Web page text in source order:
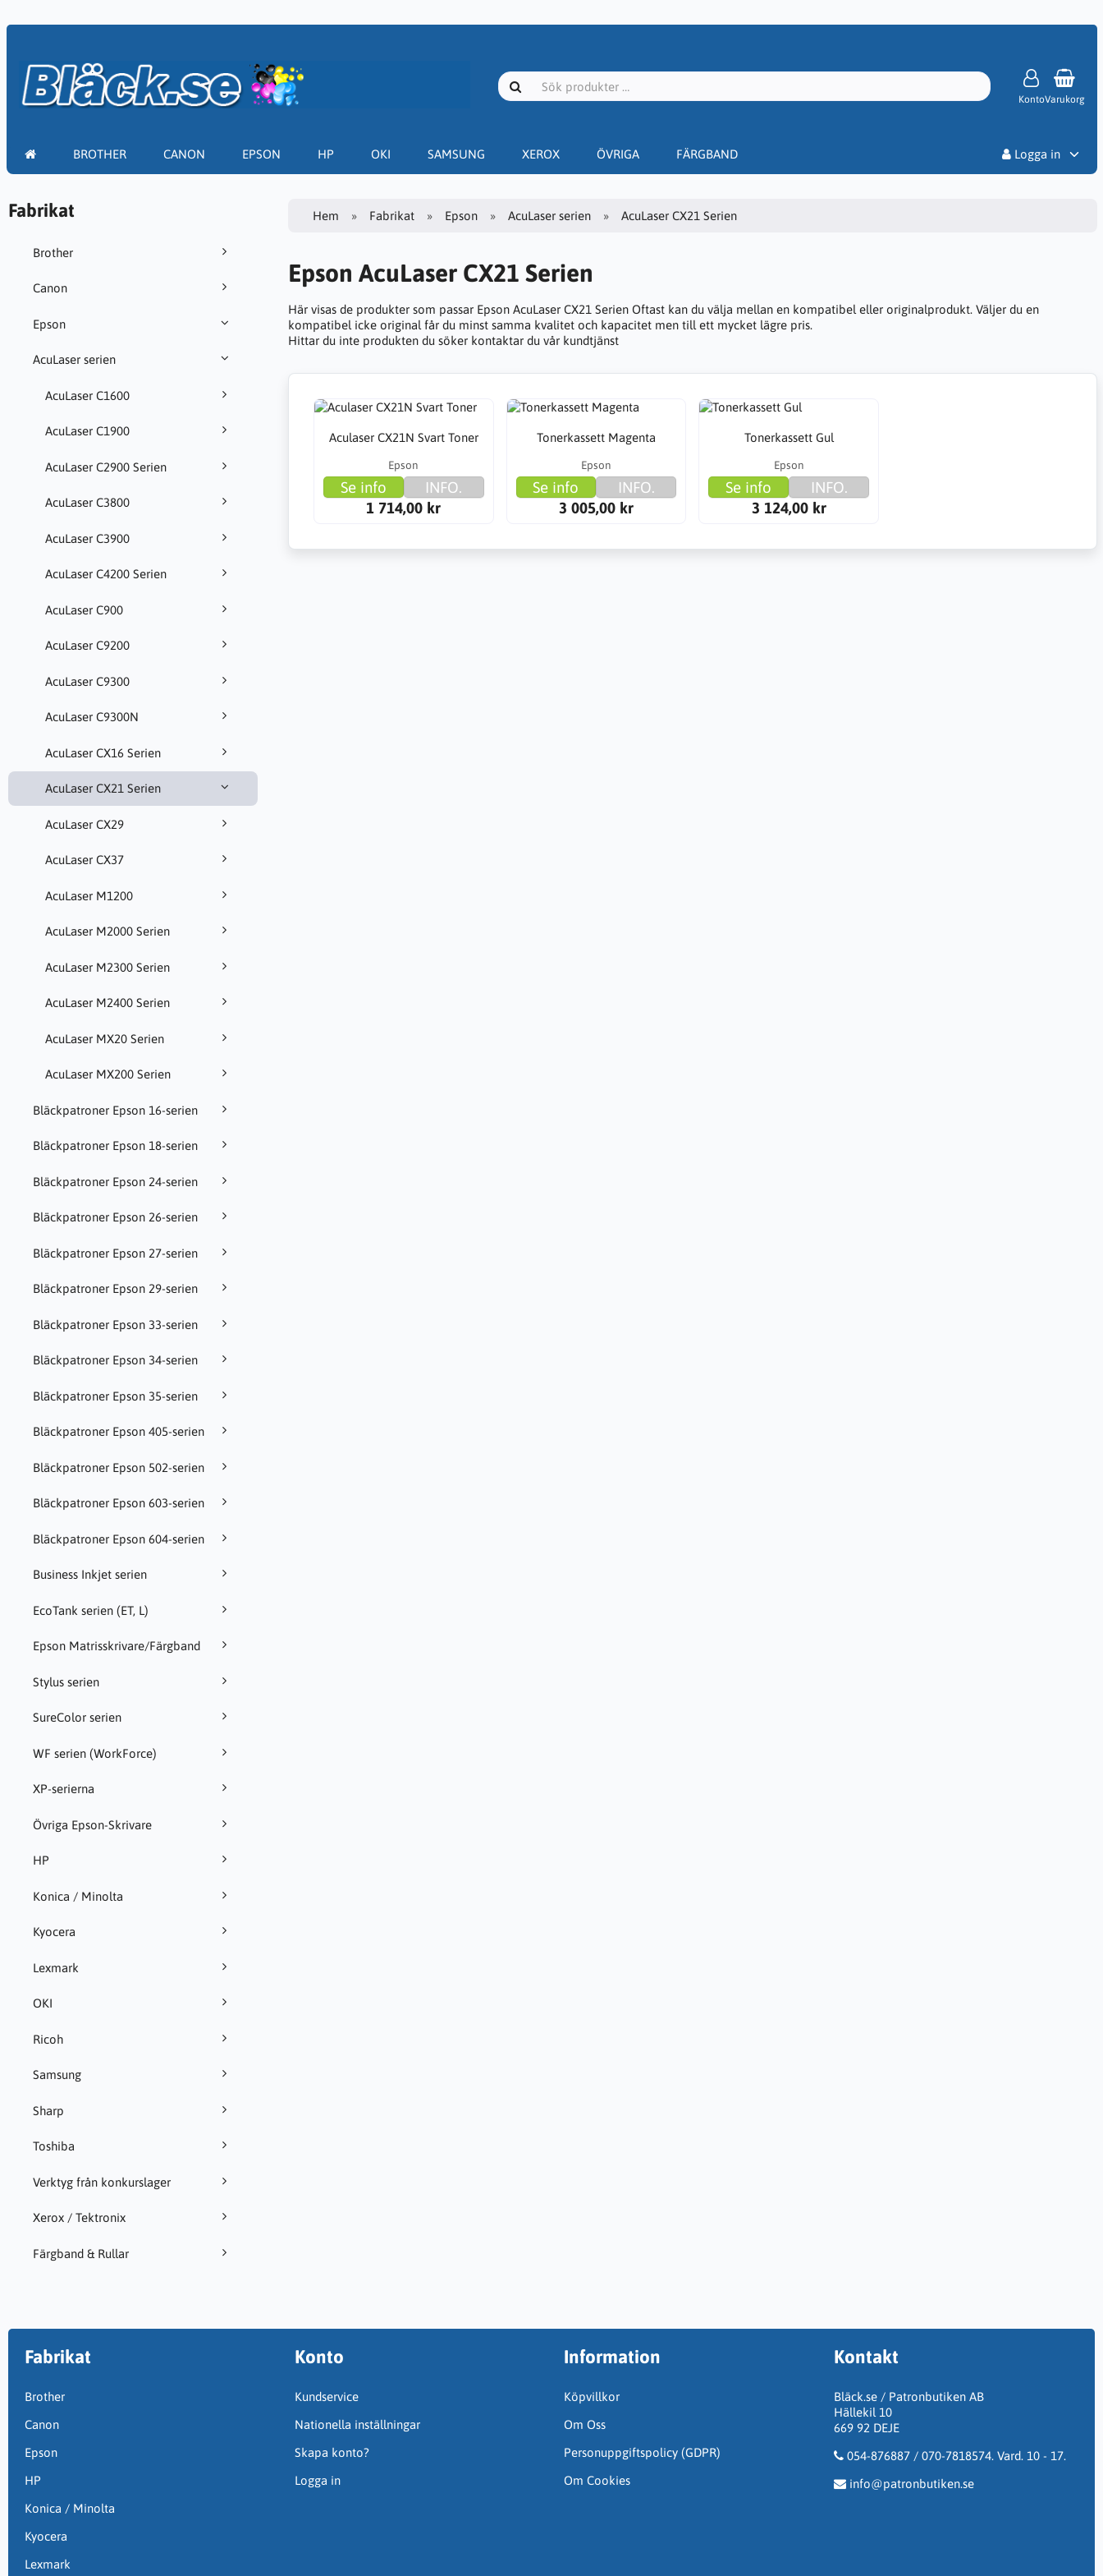
KontoVarukorg
BROTHER CANON EPSON HP OKI SAMSUNG XEROX ÖVRIGA FÄRGBAND
Logga in
Fabrikat
Brother
Canon
Epson
AcuLaser serien
AcuLaser C1600
AcuLaser C1900
AcuLaser C2900 Serien
AcuLaser C3800
AcuLaser C3900
AcuLaser C4200 Serien
AcuLaser C900
AcuLaser C9200
AcuLaser C9300
AcuLaser C9300N
AcuLaser CX16 Serien
AcuLaser CX21 Serien
AcuLaser CX29
AcuLaser CX37
AcuLaser M1200
AcuLaser M2000 Serien
AcuLaser M2300 Serien
AcuLaser M2400 Serien
AcuLaser MX20 Serien
AcuLaser MX200 Serien
Bläckpatroner Epson 16-serien
Bläckpatroner Epson 18-serien
Bläckpatroner Epson 24-serien
Bläckpatroner Epson 26-serien
Bläckpatroner Epson 27-serien
Bläckpatroner Epson 29-serien
Bläckpatroner Epson 33-serien
Bläckpatroner Epson 34-serien
Bläckpatroner Epson 35-serien
Bläckpatroner Epson 405-serien
Bläckpatroner Epson 502-serien
Bläckpatroner Epson 603-serien
Bläckpatroner Epson 604-serien
Business Inkjet serien
EcoTank serien (ET, L)
Epson Matrisskrivare/Färgband
Stylus serien
SureColor serien
WF serien (WorkForce)
XP-serierna
Övriga Epson-Skrivare
HP
Konica / Minolta
Kyocera
Lexmark
OKI
Ricoh
Samsung
Sharp
Toshiba
Verktyg från konkurslager
Xerox / Tektronix
Färgband & Rullar
Hem Fabrikat Epson AcuLaser serien AcuLaser CX21 Serien
Epson AcuLaser CX21 Serien
Här visas de produkter som passar Epson AcuLaser CX21 Serien Oftast kan du välja mellan en kompatibel eller originalprodukt. Väljer du en
kompatibel icke original får du minst samma kvalitet och kapacitet men till ett mycket lägre pris.
Hittar du inte produkten du söker kontaktar du vår kundtjänst
Aculaser CX21N Svart Toner
Epson
Se info
INFO.
1 714,00 kr
Tonerkassett Magenta
Epson
Se info
INFO.
3 005,00 kr
Tonerkassett Gul
Epson
Se info
INFO.
3 124,00 kr
Fabrikat
Brother
Canon
Epson
HP
Konica / Minolta
Kyocera
Lexmark
Konto
Kundservice
Nationella inställningar
Skapa konto?
Logga in
Information
Köpvillkor
Om Oss
Personuppgiftspolicy (GDPR)
Om Cookies
Kontakt
Bläck.se / Patronbutiken AB
Hällekil 10
669 92 DEJE
054-876887 / 070-7818574. Vard. 10 - 17.
info@patronbutiken.se